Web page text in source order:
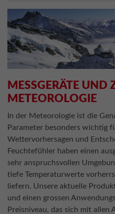
MESSGERÄTE UND
METEOROLOGIE
In der Meteorologie ist die
Parameter besonders wichtig
Wettervorhersagen und
Feuchtefühler haben einen
sehr anspruchsvollen
tiefe Temperaturwerte
liefern. Unsere aktuelle
und einen grossen
Preisniveau, das sich mit allen